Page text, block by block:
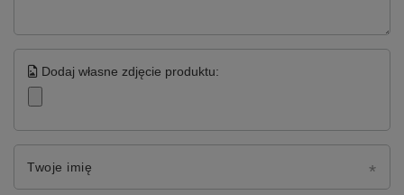
Dodaj własne zdjęcie produktu:
Twoje imię